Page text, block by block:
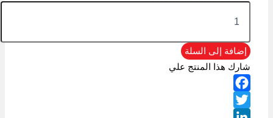
إضافة إلى السلة
شارك هذا المنتج علي
Facebook